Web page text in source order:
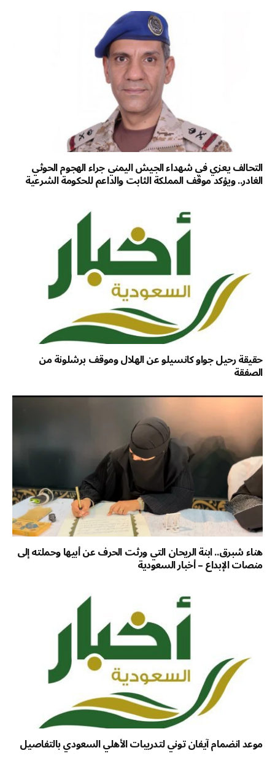
التحالف يعزي في شهداء الجيش اليمني جراء الهجوم الحوثي
الغادر.. ويؤكد موقف المملكة الثابت والداعم للحكومة الشرعية
حقيقة رحيل جواو كانسيلو عن الهلال وموقف برشلونة من
الصفقة
هناء شبرق.. ابنة الريحان التي ورثت الحرف عن أبيها وحملته إلى
منصات الإبداع – أخبار السعودية
موعد انضمام آيفان توني لتدريبات الأهلي السعودي بالتفاصيل